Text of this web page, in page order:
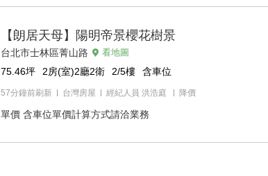
【朗居天母】陽明帝景櫻花樹景
台北市士林區菁山路 看地圖
75.46坪 2房(室)2廳2衛 2/5樓 含車位
57分鐘前刷新 台灣房屋 經紀人員 洪浩庭 降價
單價 含車位單價計算方式請洽業務